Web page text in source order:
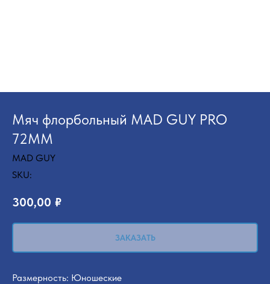
Мяч флорбольный MAD GUY PRO
72ММ
MAD GUY
SKU:
300,00 ₽
ЗАКАЗАТЬ
Размерность: Юношеские